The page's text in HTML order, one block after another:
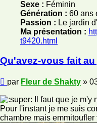
Sexe : Féminin
Génération : 60 ans
Passion : Le jardin
Ma présentation :
t9420.html
Qu'avez-vous fait
Message
par Fleur de Shakty »
Il faut que je m'y
Pour l'instant je me suis
chambre mais